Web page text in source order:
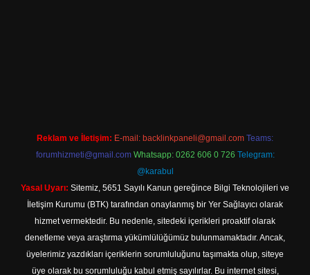
Reklam ve İletişim: E-mail: backlinkpaneli@gmail.com Teams:
forumhizmeti@gmail.com Whatsapp: 0262 606 0 726 Telegram:
@karabul
Yasal Uyarı: Sitemiz, 5651 Sayılı Kanun gereğince Bilgi Teknolojileri ve
İletişim Kurumu (BTK) tarafından onaylanmış bir Yer Sağlayıcı olarak
hizmet vermektedir. Bu nedenle, sitedeki içerikleri proaktif olarak
denetleme veya araştırma yükümlülüğümüz bulunmamaktadır. Ancak,
üyelerimiz yazdıkları içeriklerin sorumluluğunu taşımakta olup, siteye
üye olarak bu sorumluluğu kabul etmiş sayılırlar. Bu internet sitesi,